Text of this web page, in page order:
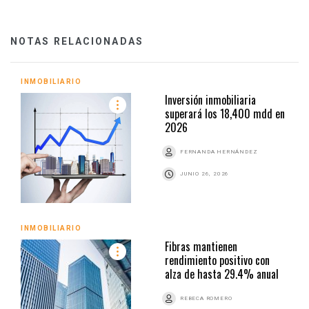
NOTAS RELACIONADAS
INMOBILIARIO
Inversión inmobiliaria
superará los 18,400 mdd en
2026
FERNANDA HERNÁNDEZ
JUNIO 26, 2026
INMOBILIARIO
Fibras mantienen
rendimiento positivo con
alza de hasta 29.4% anual
REBECA ROMERO